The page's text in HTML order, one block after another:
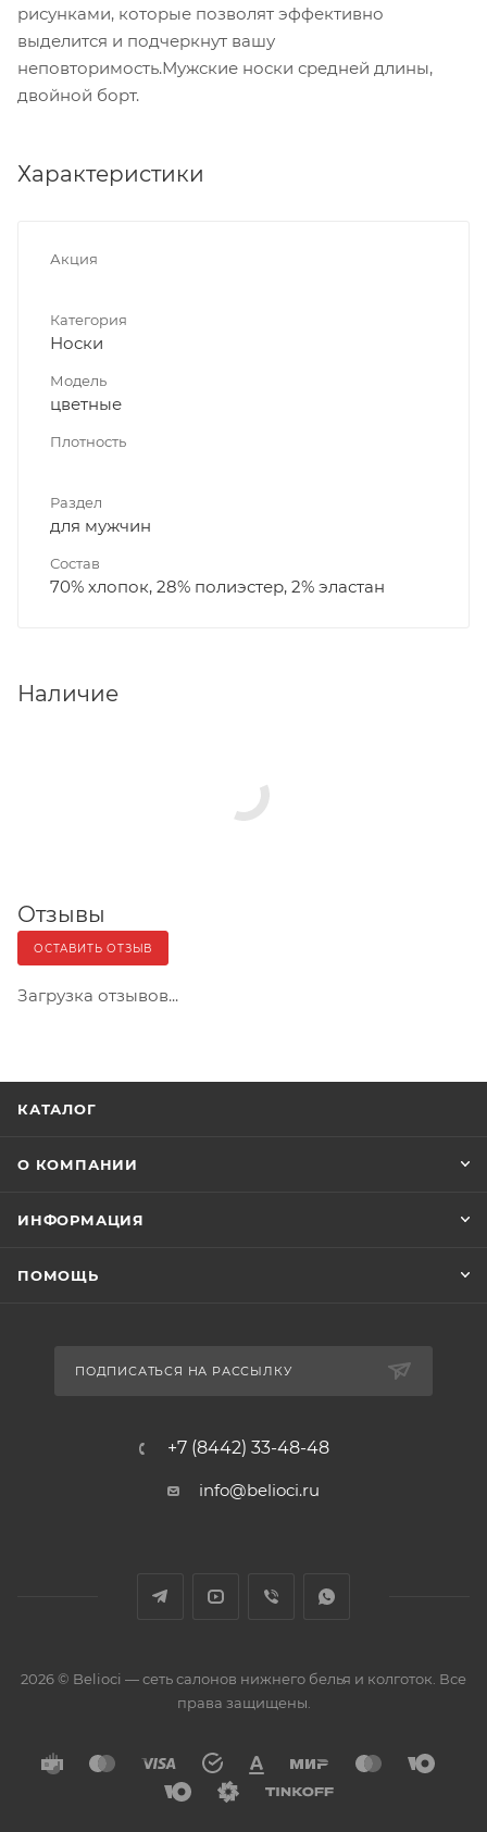
рисунками, которые позволят эффективно
выделится и подчеркнут вашу
неповторимость.Мужские носки средней длины,
двойной борт.
Характеристики
Акция
Категория
Носки
Модель
цветные
Плотность
Раздел
для мужчин
Состав
70% хлопок, 28% полиэстер, 2% эластан
Наличие
Отзывы
ОСТАВИТЬ ОТЗЫВ
Загрузка отзывов...
КАТАЛОГ
О КОМПАНИИ
ИНФОРМАЦИЯ
ПОМОЩЬ
ПОДПИСАТЬСЯ НА РАССЫЛКУ
+7 (8442) 33-48-48
info@belioci.ru
2026 © Belioci — сеть салонов нижнего белья и колготок. Все
права защищены.